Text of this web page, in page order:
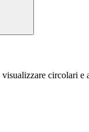
circolari e